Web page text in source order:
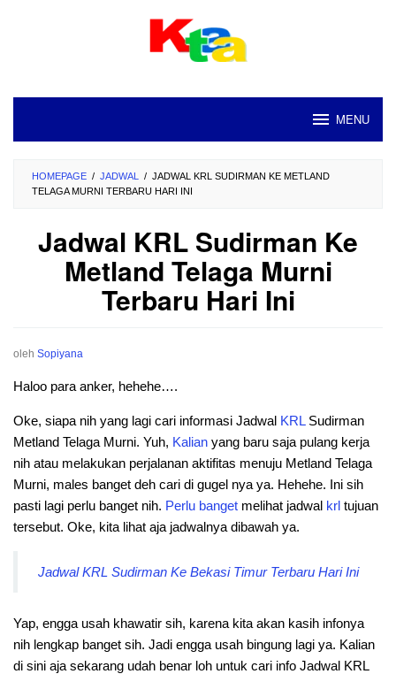
MENU
HOMEPAGE / JADWAL / JADWAL KRL SUDIRMAN KE METLAND
TELAGA MURNI TERBARU HARI INI
Jadwal KRL Sudirman Ke
Metland Telaga Murni
Terbaru Hari Ini
oleh Sopiyana
Haloo para anker, hehehe….
Oke, siapa nih yang lagi cari informasi Jadwal KRLSudirman
Metland Telaga Murni. Yuh, Kalian yang baru saja pulang kerja
nih atau melakukan perjalanan aktifitas menuju Metland Telaga
Murni, males banget deh cari di gugel nya ya. Hehehe. Ini sih
pasti lagi perlu banget nih. Perlu banget melihat jadwal krl tujuan
tersebut. Oke, kita lihat aja jadwalnya dibawah ya.
Jadwal KRL Sudirman Ke Bekasi Timur Terbaru Hari Ini
Yap, engga usah khawatir sih, karena kita akan kasih infonya
nih lengkap banget sih. Jadi engga usah bingung lagi ya. Kalian
di sini aja sekarang udah benar loh untuk cari info Jadwal KRL